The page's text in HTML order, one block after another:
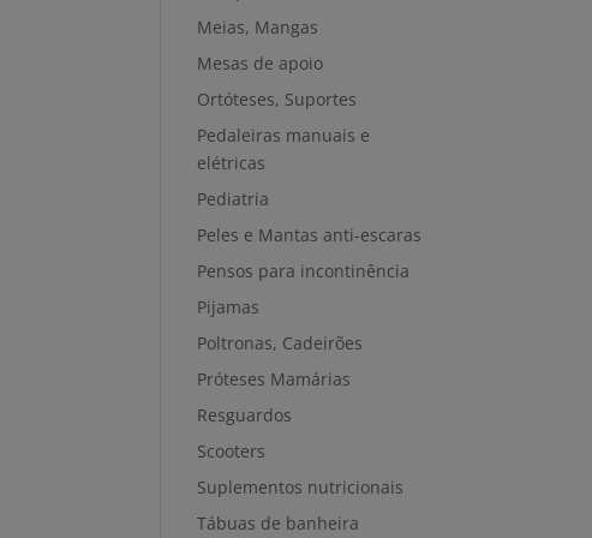
Meias, Mangas
Mesas de apoio
Ortóteses, Suportes
Pedaleiras manuais e
elétricas
Pediatria
Peles e Mantas anti-escaras
Pensos para incontinência
Pijamas
Poltronas, Cadeirões
Próteses Mamárias
Resguardos
Scooters
Suplementos nutricionais
Tábuas de banheira